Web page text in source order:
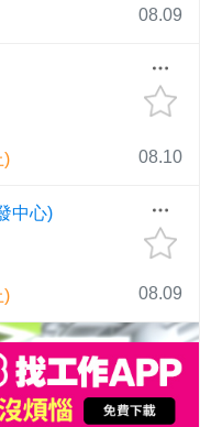
08.09
)
08.10
中心)
)
08.09